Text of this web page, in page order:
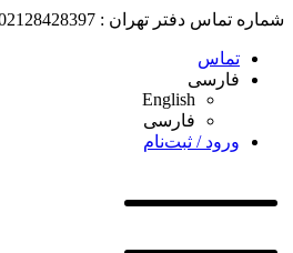
شماره تماس دفتر تهران : 02128428397
تماس
فارسی
English
فارسی
ورود / ثبت‌نام